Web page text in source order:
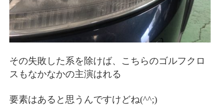
その失敗した系を除けば、こちらのゴルフクロ
スもなかなかの主演はれる
要素はあると思うんですけどね(^^;)